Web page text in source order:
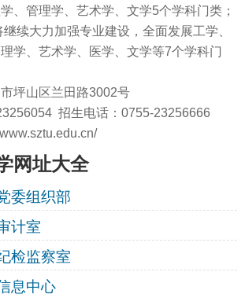
、管理学、艺术学、文学5个学科门类；
续大力加强专业建设，全面发展工学、
学、艺术学、医学、文学等7个学科门
坪山区兰田路3002号
招生电话：0755-23256666
www.sztu.edu.cn/
网址大全
委组织部
计室
检监察室
息中心